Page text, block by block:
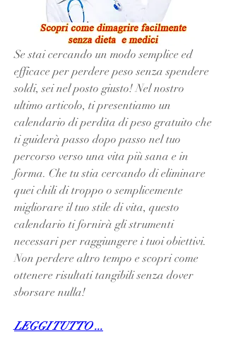
Se stai cercando un modo semplice ed
efficace per perdere peso senza spendere
soldi, sei nel posto giusto! Nel nostro
ultimo articolo, ti presentiamo un
calendario di perdita di peso gratuito che
ti guiderà passo dopo passo nel tuo
percorso verso una vita più sana e in
forma. Che tu stia cercando di eliminare
quei chili di troppo o semplicemente
migliorare il tuo stile di vita, questo
calendario ti fornirà gli strumenti
necessari per raggiungere i tuoi obiettivi.
Non perdere altro tempo e scopri come
ottenere risultati tangibili senza dover
sborsare nulla!
LEGGI TUTTO ...